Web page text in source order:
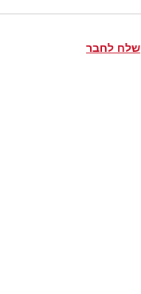
שלח לחבר